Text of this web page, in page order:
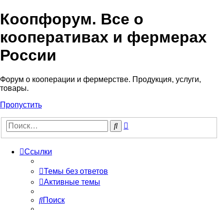
Коопфорум. Все о
кооперативах и фермерах
России
Форум о кооперации и фермерстве. Продукция, услуги,
товары.
Пропустить
Поиск
Ссылки
Темы без ответов
Активные темы
Поиск